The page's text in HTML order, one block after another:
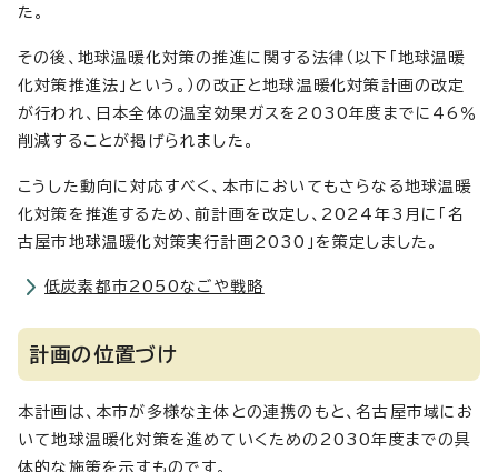
た。
その後、地球温暖化対策の推進に関する法律（以下「地球温暖
化対策推進法」という。）の改正と地球温暖化対策計画の改定
が行われ、日本全体の温室効果ガスを2030年度までに46％
削減することが掲げられました。
こうした動向に対応すべく、本市においてもさらなる地球温暖
化対策を推進するため、前計画を改定し、2024年3月に「名
古屋市地球温暖化対策実行計画2030」を策定しました。
低炭素都市2050なごや戦略
計画の位置づけ
本計画は、本市が多様な主体との連携のもと、名古屋市域にお
いて地球温暖化対策を進めていくための2030年度までの具
体的な施策を示すものです。